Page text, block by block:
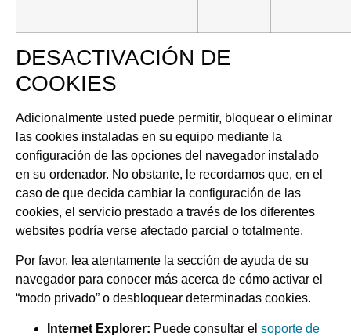
DESACTIVACIÓN DE
COOKIES
Adicionalmente usted puede permitir, bloquear o eliminar
las cookies instaladas en su equipo mediante la
configuración de las opciones del navegador instalado
en su ordenador. No obstante, le recordamos que, en el
caso de que decida cambiar la configuración de las
cookies, el servicio prestado a través de los diferentes
websites podría verse afectado parcial o totalmente.
Por favor, lea atentamente la sección de ayuda de su
navegador para conocer más acerca de cómo activar el
“modo privado” o desbloquear determinadas cookies.
Internet Explorer: Puede consultar el soporte de